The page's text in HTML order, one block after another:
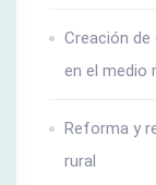
Creación
en el medio
Reforma y
rural